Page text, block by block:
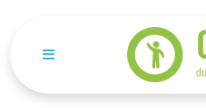
Ouvrir le menu de navigation